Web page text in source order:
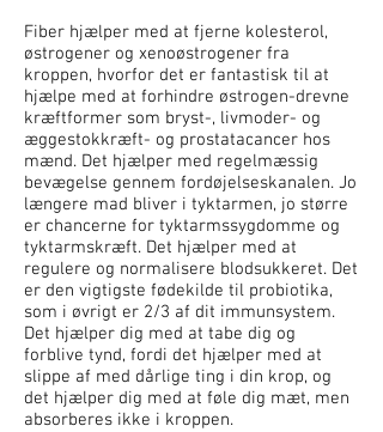
Fiber hjælper med at fjerne kolesterol,
østrogener og xenoøstrogener fra
kroppen, hvorfor det er fantastisk til at
hjælpe med at forhindre østrogen-drevne
kræftformer som bryst-, livmoder- og
æggestokkræft- og prostatacancer hos
mænd. Det hjælper med regelmæssig
bevægelse gennem fordøjelseskanalen. Jo
længere mad bliver i tyktarmen, jo større
er chancerne for tyktarmssygdomme og
tyktarmskræft. Det hjælper med at
regulere og normalisere blodsukkeret. Det
er den vigtigste fødekilde til probiotika,
som i øvrigt er 2/3 af dit immunsystem.
Det hjælper dig med at tabe dig og
forblive tynd, fordi det hjælper med at
slippe af med dårlige ting i din krop, og
det hjælper dig med at føle dig mæt, men
absorberes ikke i kroppen.